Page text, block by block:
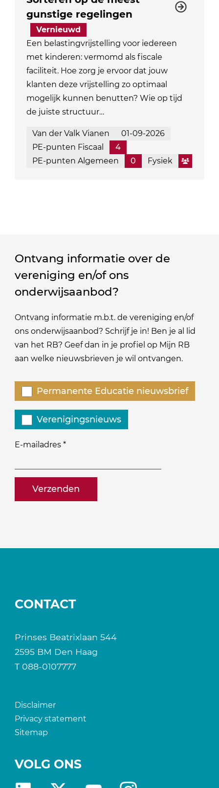
gunstige regelingen
Vernieuwd
Een belastingvrijstelling voor iedereen
met kinderen: vermomd als fiscale
faciliteit. Hoe zorg je ervoor dat jouw
klanten deze vrijstelling zo optimaal
mogelijk kunnen benutten? Wie op tijd
de juiste structuur…
Van der Valk Vianen
01-09-2026
PE-punten Fiscaal
4
PE-punten Algemeen
0 Fysiek
Ontvang informatie over de
vereniging en/of ons
onderwijsaanbod?
Ontvang informatie m.b.t. de vereniging en/of
ons onderwijsaanbod? Schrijf je in! Ben je al lid
van het RB? Geef dan in je profiel op Mijn RB
aan welke nieuwsbrieven je wil ontvangen.
E-mailadres *
naam@bedrijf.nl
Welke
nieuwsbrieven
zou
je
willen
Permanente Educatie nieuwsbrief
Verenigingsnieuws
CONTACT
Prinses Beatrixlaan 544
2595 BM Den Haag
T 088-0107777
Disclaimer
Privacy statement
Sitemap
VOLG ONS